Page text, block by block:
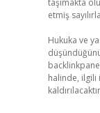
taşımakta
etmiş
Hukuka ve
halinde, ilgili